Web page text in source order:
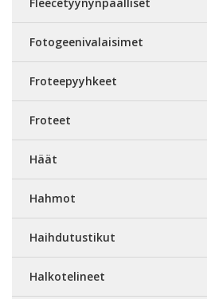
Fotogeenivalaisimet
Froteepyyhkeet
Froteet
Häät
Hahmot
Haihdutustikut
Halkotelineet